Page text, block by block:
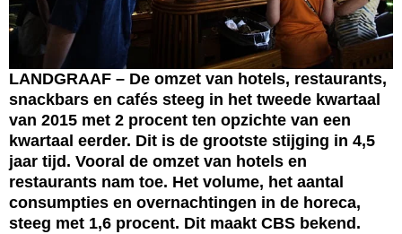
LANDGRAAF – De omzet van hotels, restaurants,
snackbars en cafés steeg in het tweede kwartaal
van 2015 met 2 procent ten opzichte van een
kwartaal eerder. Dit is de grootste stijging in 4,5
jaar tijd. Vooral de omzet van hotels en
restaurants nam toe. Het volume, het aantal
consumpties en overnachtingen in de horeca,
steeg met 1,6 procent. Dit maakt CBS bekend.